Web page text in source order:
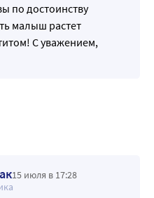
по достоинству
малыш растет
С уважением,
15 июля в 17:28